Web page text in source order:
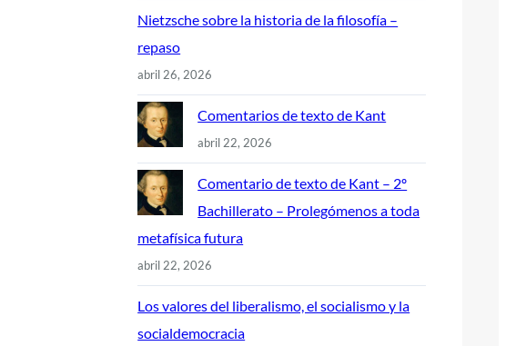
Nietzsche sobre la historia de la filosofía –
repaso
abril 26, 2026
Comentarios de texto de Kant
abril 22, 2026
Comentario de texto de Kant – 2º
Bachillerato – Prolegómenos a toda
metafísica futura
abril 22, 2026
Los valores del liberalismo, el socialismo y la
socialdemocracia